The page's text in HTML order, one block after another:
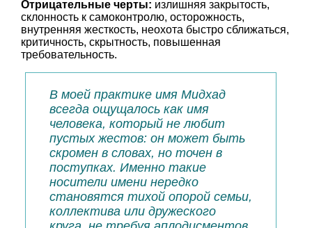
Отрицательные черты: излишняя закрытость,
склонность к самоконтролю, осторожность,
внутренняя жесткость, неохота быстро сближаться,
критичность, скрытность, повышенная
требовательность.
В моей практике имя Мидхад
всегда ощущалось как имя
человека, который не любит
пустых жестов: он может быть
скромен в словах, но точен в
поступках. Именно такие
носители имени нередко
становятся тихой опорой семьи,
коллектива или дружеского